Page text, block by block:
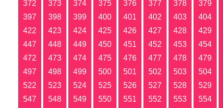
372
373 374 375 376 377 378 379
397
398 399 400 401 402 403 404
422
423 424 425 426 427 428 429
447
448 449 450 451 452 453 454
472
473 474 475 476 477 478 479
497
498 499 500 501 502 503 504
522
523 524 525 526 527 528 529
547
548 549 550 551 552 553 554